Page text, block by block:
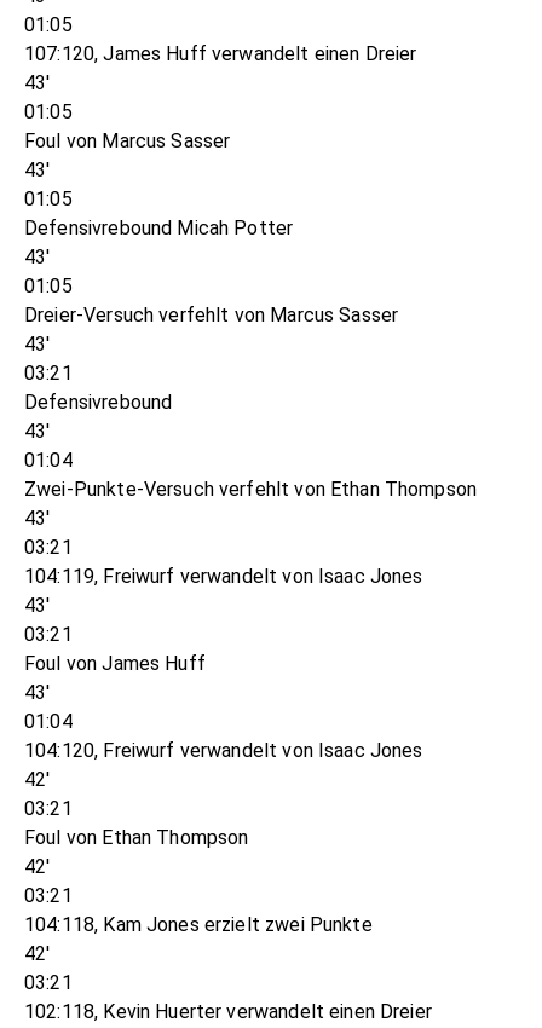
01:05
107:120, James Huff verwandelt einen Dreier
43'
01:05
Foul von Marcus Sasser
43'
01:05
Defensivrebound Micah Potter
43'
01:05
Dreier-Versuch verfehlt von Marcus Sasser
43'
03:21
Defensivrebound
43'
01:04
Zwei-Punkte-Versuch verfehlt von Ethan Thompson
43'
03:21
104:119, Freiwurf verwandelt von Isaac Jones
43'
03:21
Foul von James Huff
43'
01:04
104:120, Freiwurf verwandelt von Isaac Jones
42'
03:21
Foul von Ethan Thompson
42'
03:21
104:118, Kam Jones erzielt zwei Punkte
42'
03:21
102:118, Kevin Huerter verwandelt einen Dreier